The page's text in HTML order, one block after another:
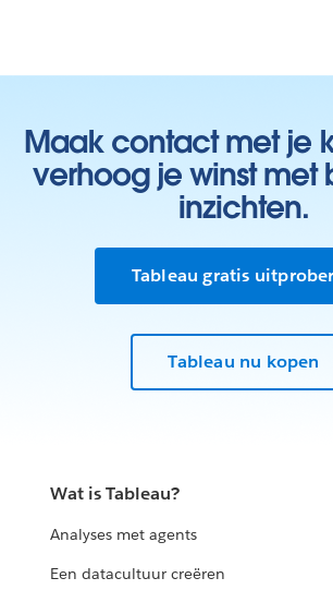
Maak contact met je
verhoog je winst met
inzichten.
Tableau gratis
Tableau nu kopen
Wat is Tableau?
Analyses met agents
Een datacultuur creëren